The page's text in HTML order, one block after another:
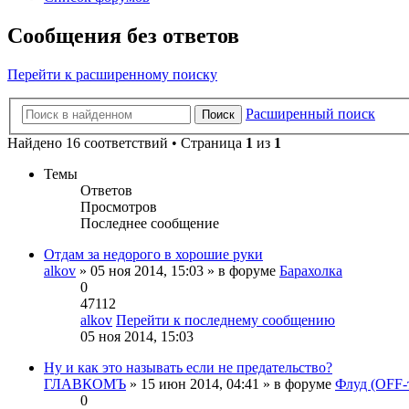
Сообщения без ответов
Перейти к расширенному поиску
Поиск
Расширенный поиск
Найдено 16 соответствий • Страница 1 из 1
Темы
Ответов
Просмотров
Последнее сообщение
Отдам за недорого в хорошие руки
alkov » 05 ноя 2014, 15:03 » в форуме Барахолка
0
47112
alkov Перейти к последнему сообщению
05 ноя 2014, 15:03
Ну и как это называть если не предательство?
ГЛАВКОМЪ » 15 июн 2014, 04:41 » в форуме Флуд
0